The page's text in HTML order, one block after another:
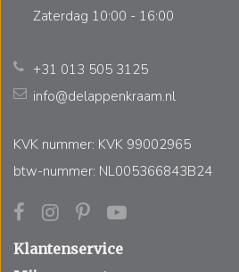
Zaterdag 10:00 - 16:00
+31 013 505 3125
info@delappenkraam.nl
KVK nummer: KVK 99002965
btw-nummer: NL005366843B24
Klantenservice